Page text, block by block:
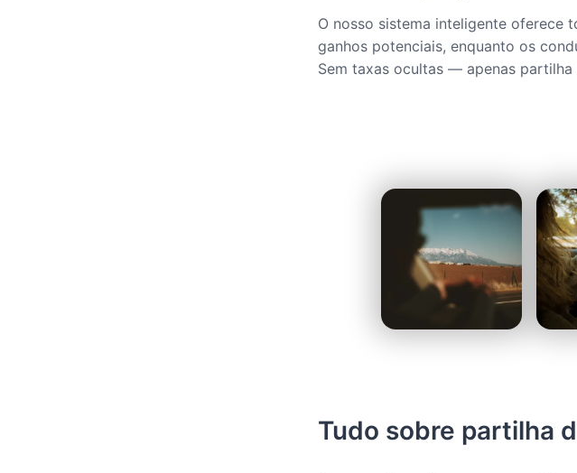
O nosso sistema inteligente oferece
ganhos potenciais, enquanto os
Sem taxas ocultas — apenas
Tudo sobre partilha